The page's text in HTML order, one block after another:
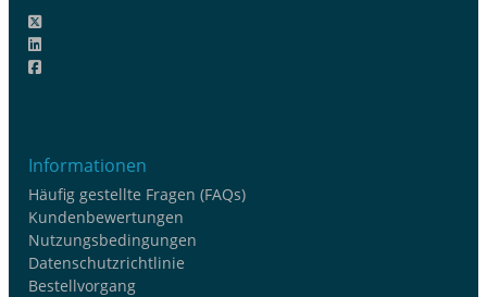
Informationen
Häufig gestellte Fragen (FAQs)
Kundenbewertungen
Nutzungsbedingungen
Datenschutzrichtlinie
Bestellvorgang